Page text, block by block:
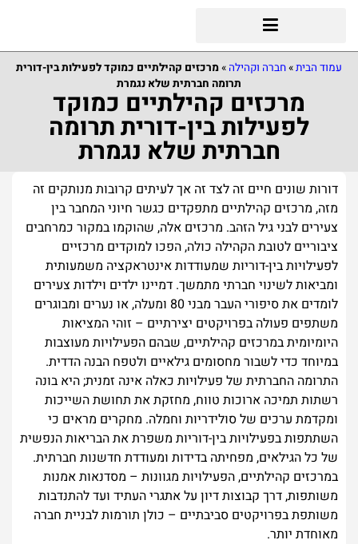
עמוד הבית»חברה וקהילה »מרכזים קהילתיים כמוקד לפעילות בין-דורית
תרומה חברתית שלא נגמרת
מרכזים קהילתיים כמוקד
לפעילות בין-דורית תרומה
חברתית שלא נגמרת
דורות שונים חיים זה לצד זה אך לעיתים קרובות מנותקים זה
מזה, מרכזים קהילתיים מתפקדים כגשר חיוני המחבר בין
צעירים לבני גיל הזהב. מרכזים אלה, שהוקמו במקור כמרחבים
ציבוריים לטובת הקהילה כולה, הפכו למוקדים מרכזיים
לפעילויות בין-דוריות שמעודדות אינטראקציה משמעותית
ומביאות לשינוי חברתי מתמשך. דמיינו ילדים וילדות צעירים
לומדים את סיפורי העבר מבני 80 ומעלה, או נערים ומבוגרים
משתפים פעולה בפרויקטים יצירתיים – זוהי המציאות
היומיומית במרכזים קהילתיים, שבהם הפעילויות מעוצבות
במיוחד כדי לשבור מחסומים גילאיים ולטפח הבנה הדדית.
התרומה החברתית של פעילויות כאלה אינה זמנית; היא בונה
רשתות תמיכה ארוכות טווח, מחזקת את תחושת השייכות
ומקדמת ערכים של סולידריות וחמלה. מחקרים מראים כי
השתתפות בפעילויות בין-דוריות משפרת את הבריאות הנפשית
של כל הגילאים, מפחיתה בדידות ומעודדת חדשנות חברתית.
במרכזים קהילתיים, הפעילויות מגוונות – מסדנאות אמנות
משותפות, דרך קבוצות דיון על אתגרי העתיד ועד להתנדבות
משותפת בפרויקטים סביבתיים – כולן תורמות לבניית חברה
מאוחדת יותר.